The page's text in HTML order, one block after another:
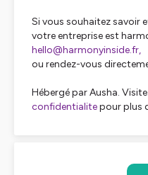
Si vous souhaitez savoir
votre entreprise est
hello@harmonyinside.fr,
ou rendez-vous
Hébergé par Ausha.
confidentialitepour plus